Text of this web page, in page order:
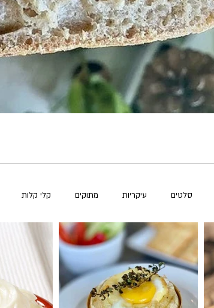
סלטים עיקריות מתוקים קלי קלות